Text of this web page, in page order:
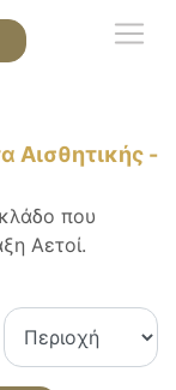
Αισθητικής -
που
Αετοί.